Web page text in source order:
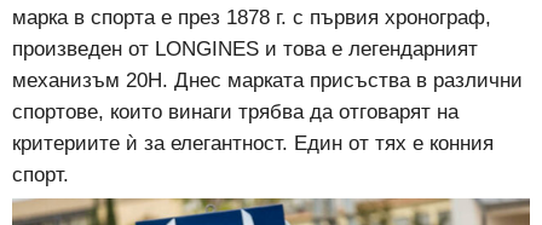
марка в спорта е през 1878 г. с първия хронограф,
произведен от LONGINES и това е легендарният
механизъм 20H. Днес марката присъства в различни
спортове, които винаги трябва да отговарят на
критериите ѝ за елегантност. Един от тях е конния
спорт.